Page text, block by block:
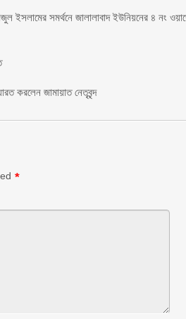
ইসলামের সমর্থনে জালালাবাদ ইউনিয়নের ৪ নং
করলেন জামায়াত নেতৃবৃন্দ
*